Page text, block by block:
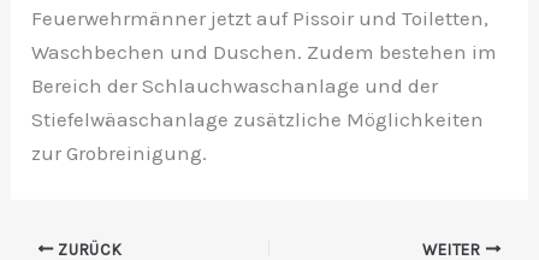
Feuerwehrmänner jetzt auf Pissoir und Toiletten,
Waschbechen und Duschen. Zudem bestehen im
Bereich der Schlauchwaschanlage und der
Stiefelwäaschanlage zusätzliche Möglichkeiten
zur Grobreinigung.
ZURÜCK WEITER